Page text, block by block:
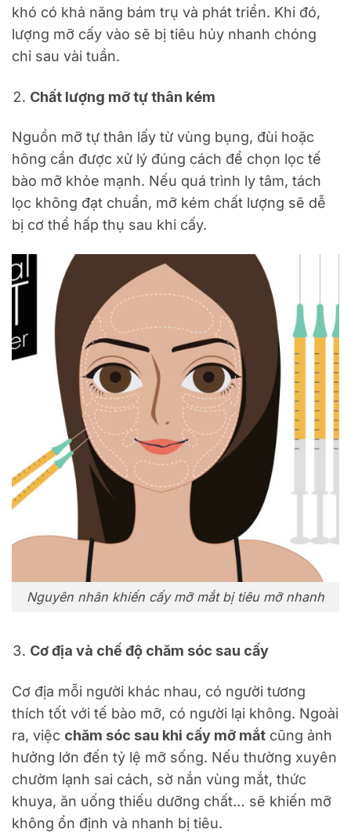
khó có khả năng bám trụ và phát triển. Khi đó,
lượng mỡ cấy vào sẽ bị tiêu hủy nhanh chóng
chỉ sau vài tuần.
Chất lượng mỡ tự thân kém
Nguồn mỡ tự thân lấy từ vùng bụng, đùi hoặc
hông cần được xử lý đúng cách để chọn lọc tế
bào mỡ khỏe mạnh. Nếu quá trình ly tâm, tách
lọc không đạt chuẩn, mỡ kém chất lượng sẽ dễ
bị cơ thể hấp thụ sau khi cấy.
Nguyên nhân khiến cấy mỡ mắt bị tiêu mỡ nhanh
Cơ địa và chế độ chăm sóc sau cấy
Cơ địa mỗi người khác nhau, có người tương
thích tốt với tế bào mỡ, có người lại không. Ngoài
ra, việc chăm sóc sau khi cấy mỡ mắt cũng ảnh
hưởng lớn đến tỷ lệ mỡ sống. Nếu thường xuyên
chườm lạnh sai cách, sờ nắn vùng mắt, thức
khuya, ăn uống thiếu dưỡng chất… sẽ khiến mỡ
không ổn định và nhanh bị tiêu.